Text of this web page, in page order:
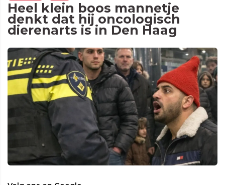
Heel klein boos mannetje
denkt dat hij oncologisch
dierenarts is in Den Haag